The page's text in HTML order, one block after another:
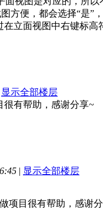
方便，都会选择“是
立面视图中右键标
显示全部楼层
很有帮助，感谢分享~
| 显示全部楼层
项目很有帮助，感谢